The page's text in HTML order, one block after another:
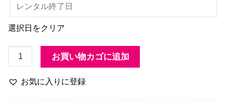
選択日をクリア
ン
ス
お買い物カゴに追加
お気に入りに登録